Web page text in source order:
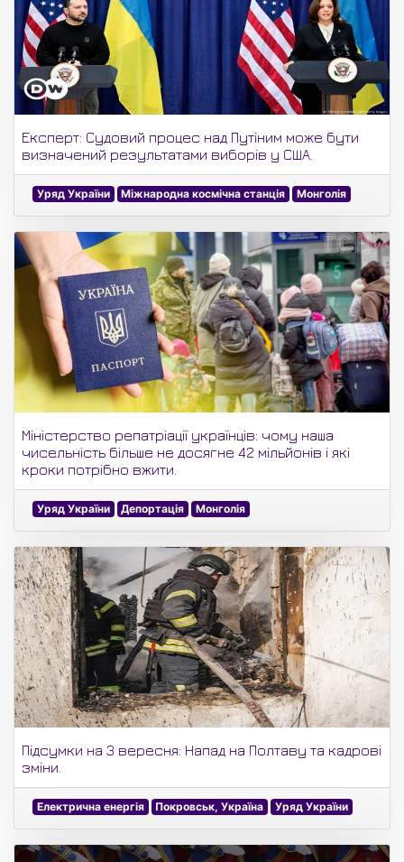
Експерт: Судовий процес над Путіним може бути
визначений результатами виборів у США.
Уряд України Міжнародна космічна станція Монголія
Міністерство репатріації українців: чому наша
чисельність більше не досягне 42 мільйонів і які
кроки потрібно вжити.
Уряд України Депортація Монголія
Підсумки на 3 вересня: Напад на Полтаву та кадрові
зміни.
Електрична енергія Покровськ, Україна Уряд України